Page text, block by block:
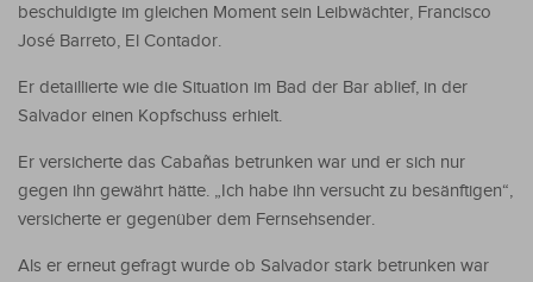
beschuldigte im gleichen Moment sein Leibwächter, Francisco
José Barreto, El Contador.
Er detaillierte wie die Situation im Bad der Bar ablief, in der
Salvador einen Kopfschuss erhielt.
Er versicherte das Cabañas betrunken war und er sich nur
gegen ihn gewährt hätte. „Ich habe ihn versucht zu besänftigen“,
versicherte er gegenüber dem Fernsehsender.
Als er erneut gefragt wurde ob Salvador stark betrunken war